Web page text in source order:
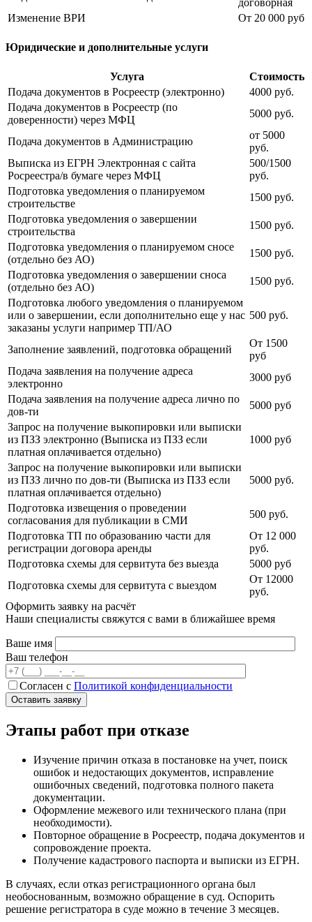
Изменение ВРИ
От 20 000 руб
Юридические и дополнительные услуги
Услуга
Стоимость
Подача документов в Росреестр (электронно)
4000 руб.
Подача документов в Росреестр (по
доверенности) через МФЦ
5000 руб.
Подача документов в Администрацию
от 5000
руб.
Выписка из ЕГРН Электронная с сайта
Росреестра/в бумаге через МФЦ
500/1500
руб.
Подготовка уведомления о планируемом
строительстве
1500 руб.
Подготовка уведомления о завершении
строительства
1500 руб.
Подготовка уведомления о планируемом сносе
(отдельно без АО)
1500 руб.
Подготовка уведомления о завершении сноса
(отдельно без АО)
1500 руб.
Подготовка любого уведомления о планируемом
или о завершении, если дополнительно еще у нас
заказаны услуги например ТП/АО
500 руб.
Заполнение заявлений, подготовка обращений
От 1500
руб
Подача заявления на получение адреса
электронно
3000 руб
Подача заявления на получение адреса лично по
дов-ти
5000 руб
Запрос на получение выкопировки или выписки
из ПЗЗ электронно (Выписка из ПЗЗ если
платная оплачивается отдельно)
1000 руб
Запрос на получение выкопировки или выписки
из ПЗЗ лично по дов-ти (Выписка из ПЗЗ если
платная оплачивается отдельно)
5000 руб.
Подготовка извещения о проведении
согласования для публикации в СМИ
500 руб.
Подготовка ТП по образованию части для
регистрации договора аренды
От 12 000
руб.
Подготовка схемы для сервитута без выезда
5000 руб
Подготовка схемы для сервитута с выездом
От 12000
руб.
Оформить заявку на расчёт
Наши специалисты свяжутся с вами в ближайшее время
Ваше имя
Ваш телефон
Согласен с Политикой конфиденциальности
Этапы работ при отказе
Изучение причин отказа в постановке на учет, поиск
ошибок и недостающих документов, исправление
ошибочных сведений, подготовка полного пакета
документации.
Оформление межевого или технического плана (при
необходимости).
Повторное обращение в Росреестр, подача документов и
сопровождение проекта.
Получение кадастрового паспорта и выписки из ЕГРН.
В случаях, если отказ регистрационного органа был
необоснованным, возможно обращение в суд. Оспорить
решение регистратора в суде можно в течение 3 месяцев.